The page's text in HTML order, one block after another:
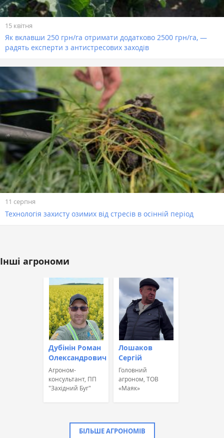
15 квітня
Як вклавши 250 грн/га отримати додатково 2500 грн/га, —
радять експерти з антистресових заходів
11 серпня
Технологія захисту озимих від стресів в осінній період
Інші агрономи
Дубінін Роман
Олександрович
Агроном-
консультант, ПП
"Західний Буг"
Лошаков
Сергій
Головний
агроном, ТОВ
«Маяк»
БІЛЬШЕ АГРОНОМІВ